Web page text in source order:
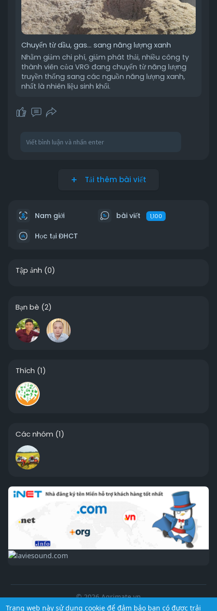
Trang web này sử dụng cookie để đảm bảo bạn có được trải
Chuyển từ dầu, gas... sang năng lượng xanh
Nhằm giảm chi phí, giảm phát thải, nhiều công ty
thành viên của VRG đang chuyển từ năng lượng
truyền thống sang các nguồn năng lượng xanh,
nhất là nhiên liệu sinh khối.
Tải thêm bài viết
Nam giới bài viết 1,100
Học tại ĐHCT
Tập ảnh (0)
Bạn bè (2)
Thích (1)
Các nhóm (1)
© 2026 Agrimate.vn